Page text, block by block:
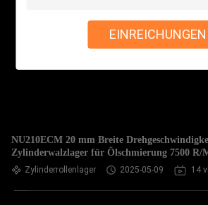
EINREICHUNGEN
NU210ECM 20 mm Breite
Zylinderwalzlager für Ölschmierung 7500 R/
Zylinderrollenlager 2025-05-09 14